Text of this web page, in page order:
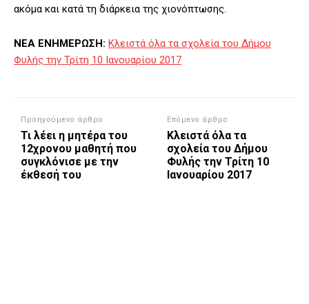
ακόμα και κατά τη διάρκεια της χιονόπτωσης.
ΝΕΑ ΕΝΗΜΕΡΩΣΗ: Κλειστά όλα τα σχολεία του Δήμου
Φυλής την Τρίτη 10 Ιανουαρίου 2017
Προηγούμενο άρθρο
Τι λέει η μητέρα του
12χρονου μαθητή που
συγκλόνισε με την
έκθεσή του
Επόμενο άρθρο
Κλειστά όλα τα
σχολεία του Δήμου
Φυλής την Τρίτη 10
Ιανουαρίου 2017